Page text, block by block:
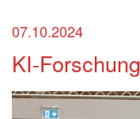
07.10.2024
KI-